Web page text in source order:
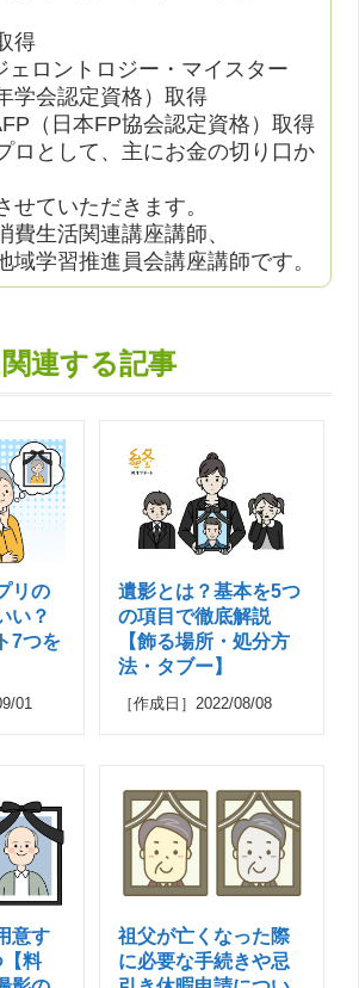
得
ェロントロジー・マイスター
学会認定資格）取得
（日本FP協会認定資格）取得
ロとして、主にお金の切り口か
せていただきます。
費生活関連講座講師、
域学習推進員会講座講師です。
連する記事
リの
い？
7つを
01
遺影とは？基本を5つ
の項目で徹底解説
【飾る場所・処分方
法・タブー】
［作成日］2022/08/08
意す
【料
祖父が亡くなった際
に必要な手続きや忌